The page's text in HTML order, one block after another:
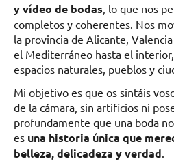
y vídeo de bodas , lo que nos
completos y coherentes. Nos
la provincia de Alicante,
el Mediterráneo hasta el interior,
espacios naturales, pueblos y
Mi objetivo es que os sintáis
de la cámara, sin artificios ni
profundamente que una boda
es una historia única que
belleza, delicadeza y verdad